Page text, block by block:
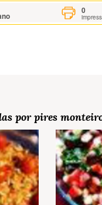
0
por pires